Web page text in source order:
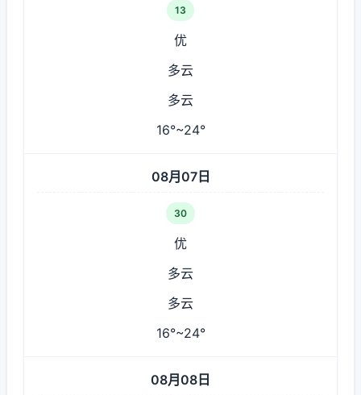
13
优
多云
多云
16°~24°
08月07日
30
优
多云
多云
16°~24°
08月08日